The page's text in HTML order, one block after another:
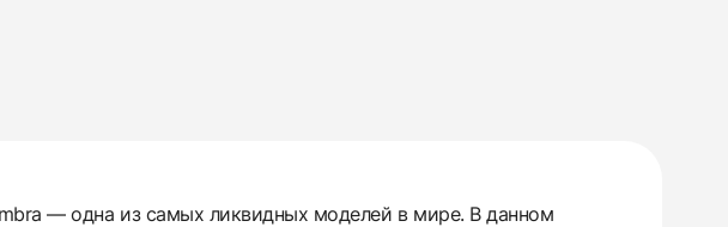
— одна из самых ликвидных моделей в мире. В данном